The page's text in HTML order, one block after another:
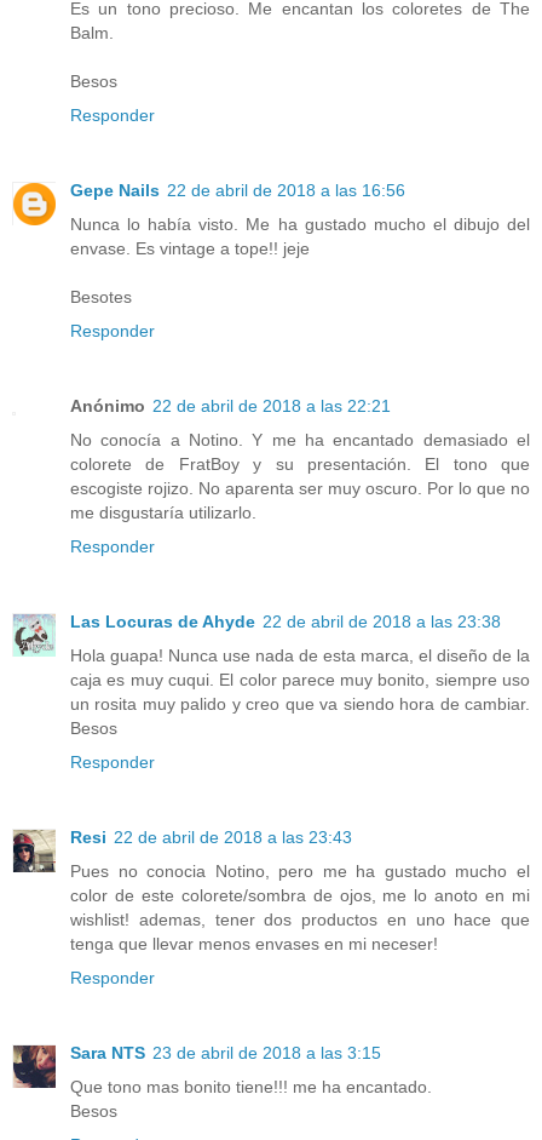
Es un tono precioso. Me encantan los coloretes de The
Balm.
Besos
Responder
Gepe Nails 22 de abril de 2018 a las 16:56
Nunca lo había visto. Me ha gustado mucho el dibujo del
envase. Es vintage a tope!! jeje
Besotes
Responder
Anónimo 22 de abril de 2018 a las 22:21
No conocía a Notino. Y me ha encantado demasiado el
colorete de FratBoy y su presentación. El tono que
escogiste rojizo. No aparenta ser muy oscuro. Por lo que no
me disgustaría utilizarlo.
Responder
Las Locuras de Ahyde 22 de abril de 2018 a las 23:38
Hola guapa! Nunca use nada de esta marca, el diseño de la
caja es muy cuqui. El color parece muy bonito, siempre uso
un rosita muy palido y creo que va siendo hora de cambiar.
Besos
Responder
Resi 22 de abril de 2018 a las 23:43
Pues no conocia Notino, pero me ha gustado mucho el
color de este colorete/sombra de ojos, me lo anoto en mi
wishlist! ademas, tener dos productos en uno hace que
tenga que llevar menos envases en mi neceser!
Responder
Sara NTS 23 de abril de 2018 a las 3:15
Que tono mas bonito tiene!!! me ha encantado.
Besos